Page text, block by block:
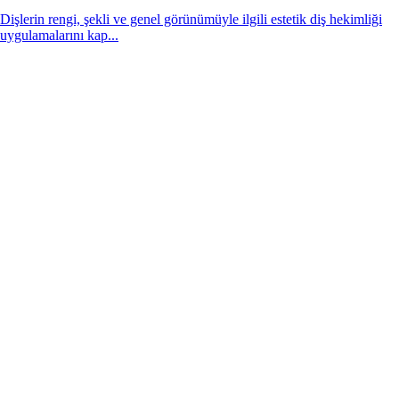
Dişlerin rengi, şekli ve genel görünümüyle ilgili estetik diş hekimliği
uygulamalarını kap...